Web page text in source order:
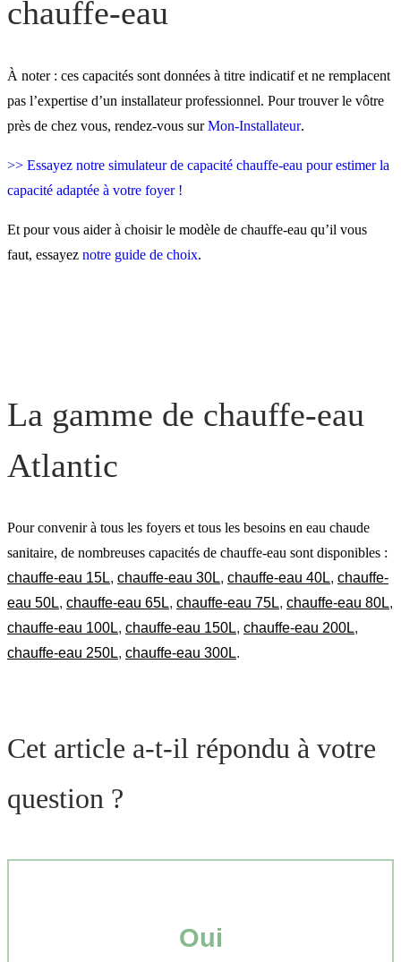
chauffe-eau
À noter : ces capacités sont données à titre indicatif et ne remplacent
pas l’expertise d’un installateur professionnel. Pour trouver le vôtre
près de chez vous, rendez-vous surMon-Installateur.
>> Essayez notre simulateur de capacité chauffe-eau pour estimer la
capacité adaptée à votre foyer !
Et pour vous aider à choisir le modèle de chauffe-eau qu’il vous
faut, essayez notre guide de choix.
La gamme de chauffe-eau
Atlantic
Pour convenir à tous les foyers et tous les besoins en eau chaude
sanitaire, de nombreuses capacités de chauffe-eau sont disponibles :
chauffe-eau 15L, chauffe-eau 30L, chauffe-eau 40L, chauffe-
eau 50L, chauffe-eau 65L, chauffe-eau 75L, chauffe-eau 80L,
chauffe-eau 100L, chauffe-eau 150L, chauffe-eau 200L,
chauffe-eau 250L, chauffe-eau 300L.
Cet article a-t-il répondu à votre
question ?
Oui